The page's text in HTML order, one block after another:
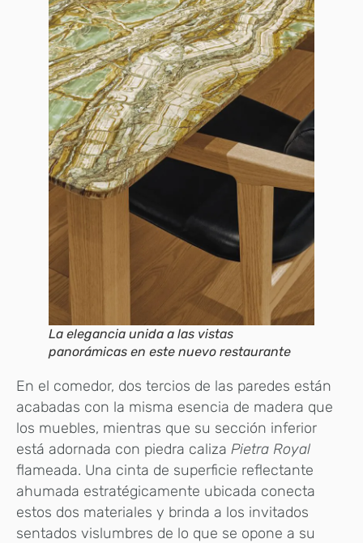
La elegancia unida a las vistas
panorámicas en este nuevo restaurante
En el comedor, dos tercios de las paredes están
acabadas con la misma esencia de madera que
los muebles, mientras que su sección inferior
está adornada con piedra caliza Pietra Royal
flameada. Una cinta de superficie reflectante
ahumada estratégicamente ubicada conecta
estos dos materiales y brinda a los invitados
sentados vislumbres de lo que se opone a su